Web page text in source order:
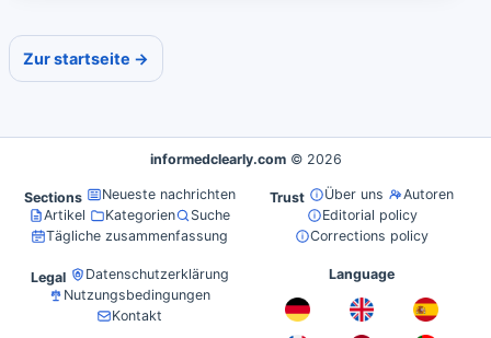
Zur startseite →
informedclearly.com © 2026
Sections
Neueste nachrichten
Artikel
Kategorien
Suche
Tägliche zusammenfassung
Trust Über uns
Autoren
Editorial policy
Corrections policy
Legal
Datenschutzerklärung
Nutzungsbedingungen
Kontakt
Language